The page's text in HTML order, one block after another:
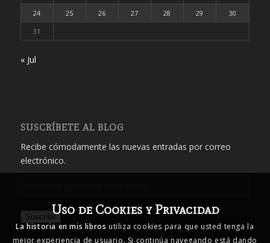
24
25 26 27 28 29
30
31
« Jul
SUSCRÍBETE AL BLOG
Recibe cómodamente las nuevas entradas por correo
electrónico.
correo
electrónico
SuscribirUso de Cookies y Privacidad
La historia en mis libros utiliza cookies para que usted tenga la
mejor experiencia de usuario. Si continúa navegando está dando